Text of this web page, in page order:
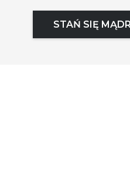
STAŃ SIĘ